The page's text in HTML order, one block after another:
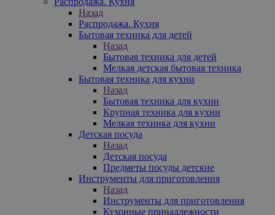
Назад
Распродажа. Кухня
Бытовая техника для детей
Назад
Бытовая техника для детей
Мелкая детская бытовая техника
Бытовая техника для кухни
Назад
Бытовая техника для кухни
Крупная техника для кухни
Мелкая техника для кухни
Детская посуда
Назад
Детская посуда
Предметы посуды детские
Инструменты для приготовления
Назад
Инструменты для приготовления
Кухонные принадлежности